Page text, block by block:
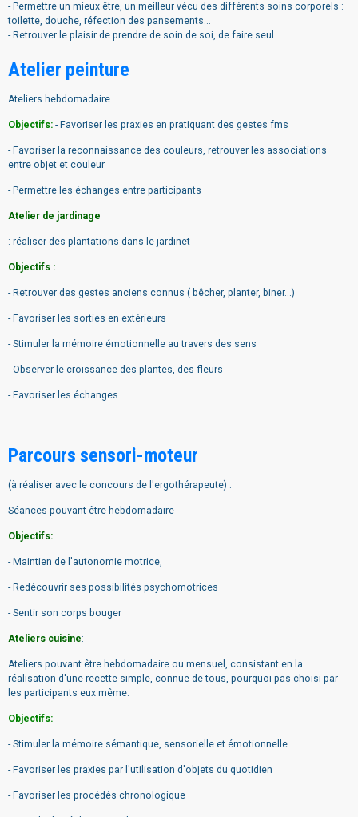
- Permettre un mieux être, un meilleur vécu des différents soins corporels :
toilette, douche, réfection des pansements...
- Retrouver le plaisir de prendre de soin de soi, de faire seul
Atelier peinture
Ateliers hebdomadaire
Objectifs: - Favoriser les praxies en pratiquant des gestes fms
- Favoriser la reconnaissance des couleurs, retrouver les associations
entre objet et couleur
- Permettre les échanges entre participants
Atelier de jardinage
: réaliser des plantations dans le jardinet
Objectifs :
- Retrouver des gestes anciens connus ( bêcher, planter, biner...)
- Favoriser les sorties en extérieurs
- Stimuler la mémoire émotionnelle au travers des sens
- Observer le croissance des plantes, des fleurs
- Favoriser les échanges
Parcours sensori-moteur
(à réaliser avec le concours de l'ergothérapeute) :
Séances pouvant être hebdomadaire
Objectifs:
- Maintien de l'autonomie motrice,
- Redécouvrir ses possibilités psychomotrices
- Sentir son corps bouger
Ateliers cuisine:
Ateliers pouvant être hebdomadaire ou mensuel, consistant en la
réalisation d'une recette simple, connue de tous, pourquoi pas choisi par
les participants eux même.
Objectifs:
- Stimuler la mémoire sémantique, sensorielle et émotionnelle
- Favoriser les praxies par l'utilisation d'objets du quotidien
- Favoriser les procédés chronologique